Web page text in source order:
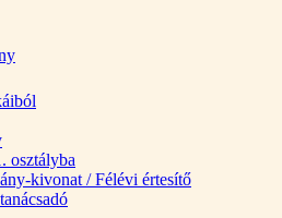
osztályba
kivonat / Félévi értesítő